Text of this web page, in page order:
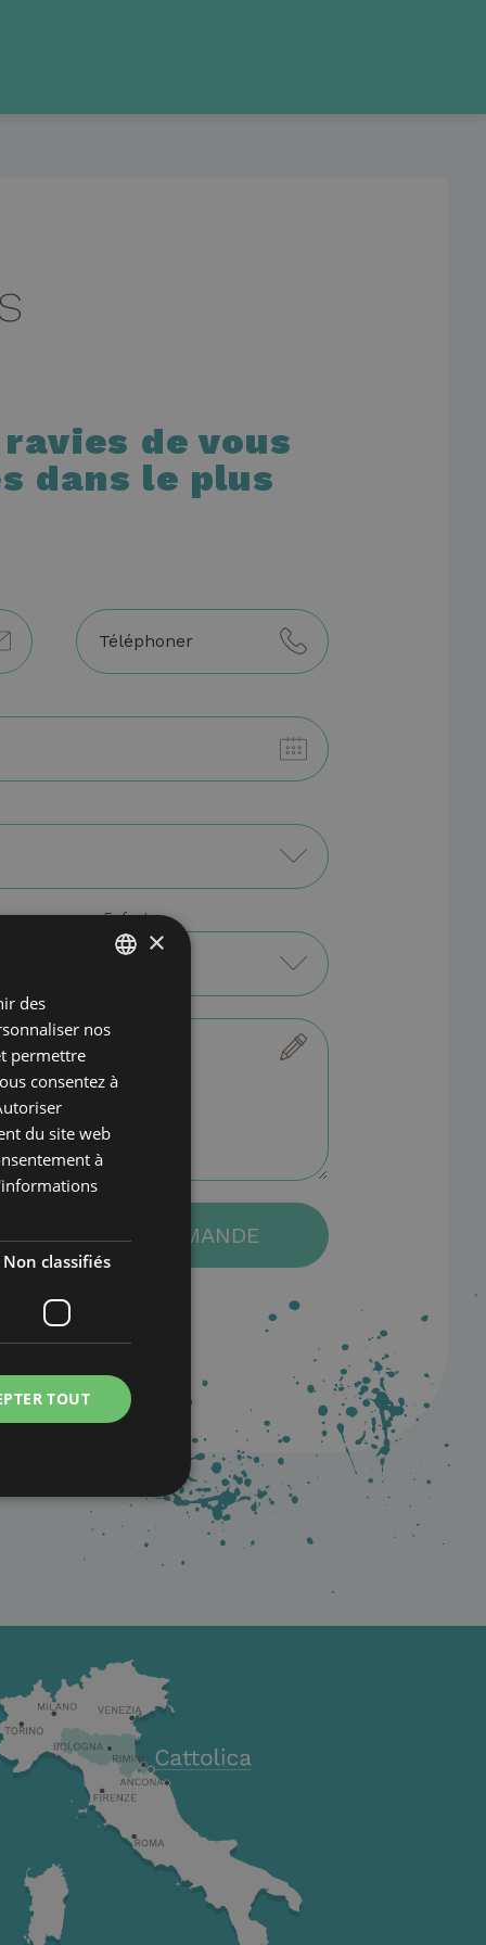
de vous
dans le plus
enfants
ENVOYER DEMANDE
ENGLISH
GERMAN
×
des
nos
permettre
consentez à
du site web
à
Non classifiés
TOUT
le but de fournir
site en
intersites.
Google Tag
come
altri script
fine del nome è
per un
pour
des visiteurs en
de